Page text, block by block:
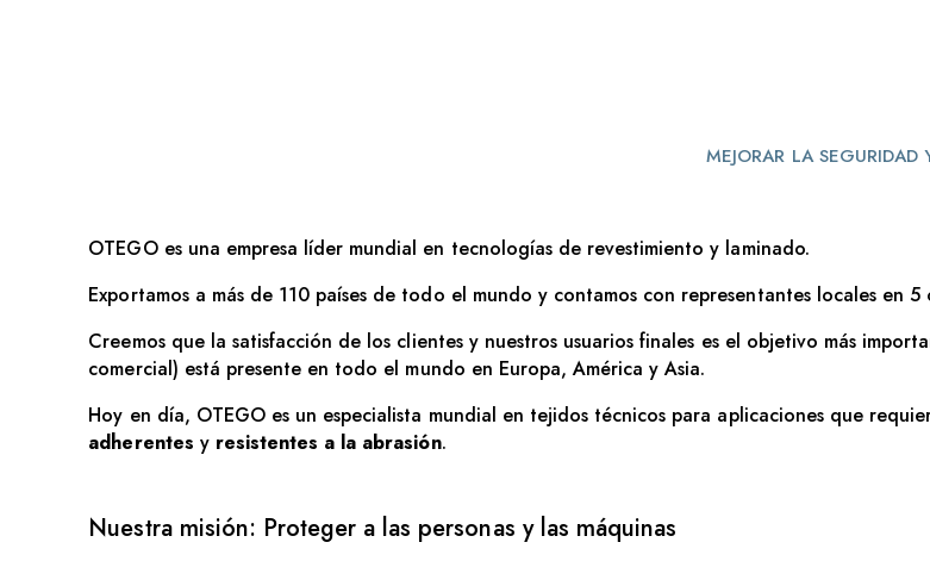
MEJORAR LA
OTEGO es una empresa líder mundial en tecnologías de revestimiento y laminado.
Exportamos a más de 110 países de todo el mundo y contamos con representantes locales en 5
Creemos que la satisfacción de los clientes y nuestros usuarios finales es el objetivo más
comercial) está presente en todo el mundo en Europa, América y Asia.
Hoy en día, OTEGO es un especialista mundial en tejidos técnicos para aplicaciones que
adherentes y resistentes a la abrasión.
Nuestra misión: Proteger a las personas y las máquinas